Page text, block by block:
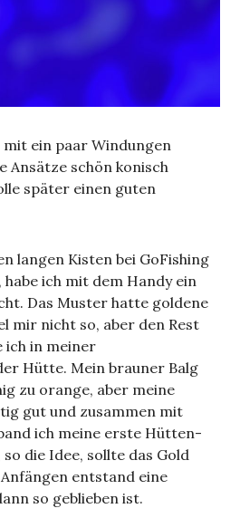
ein paar Windungen
Ansätze schön konisch
später einen guten
langen Kisten bei GoFishing
ich mit dem Handy ein
Das Muster hatte goldene
mir nicht so, aber den Rest
ich in meiner
Hütte. Mein brauner Balg
zu orange, aber meine
gut und zusammen mit
ich meine erste Hütten-
so die Idee, sollte das Gold
entstand eine
so geblieben ist.